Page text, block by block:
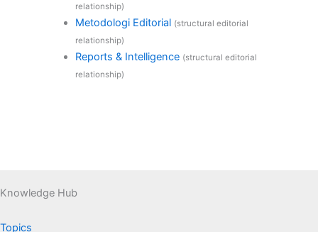
relationship)
Metodologi Editorial (structural editorial
relationship)
Reports & Intelligence (structural editorial
relationship)
Knowledge Hub
Topics